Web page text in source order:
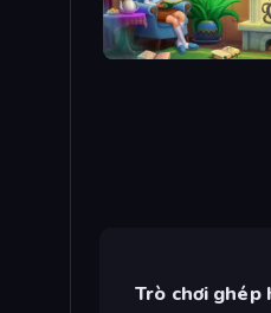
Halloween Merge
Trò chơi ghép